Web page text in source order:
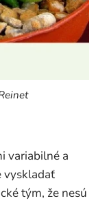
variabilné a
vyskladať
tým, že nesú